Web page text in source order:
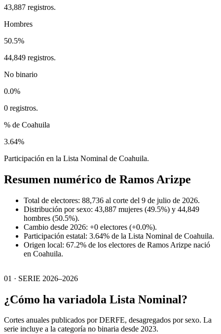
43,887 registros.
Hombres
50.5%
44,849 registros.
No binario
0.0%
0 registros.
% de Coahuila
3.64%
Participación en la Lista Nominal de Coahuila.
Resumen numérico de Ramos Arizpe
Total de electores: 88,736 al corte del 9 de julio de 2026.
Distribución por sexo: 43,887 mujeres (49.5%) y 44,849
hombres (50.5%).
Cambio desde 2026: +0 electores (+0.0%).
Participación estatal: 3.64% de la Lista Nominal de Coahuila.
Origen local: 67.2% de los electores de Ramos Arizpe nació
en Coahuila.
01 · SERIE 2026–2026
¿Cómo ha variadola Lista Nominal?
Cortes anuales publicados por DERFE, desagregados por sexo. La
serie incluye a la categoría no binaria desde 2023.